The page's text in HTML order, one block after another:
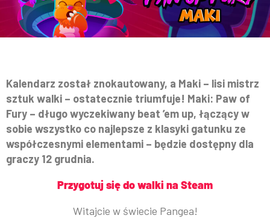
Kalendarz został znokautowany, a Maki – lisi mistrz
sztuk walki – ostatecznie triumfuje! Maki: Paw of
Fury – długo wyczekiwany beat ’em up, łączący w
sobie wszystko co najlepsze z klasyki gatunku ze
współczesnymi elementami – będzie dostępny dla
graczy 12 grudnia.
Przygotuj się do walki na Steam
Witajcie w świecie Pangea!